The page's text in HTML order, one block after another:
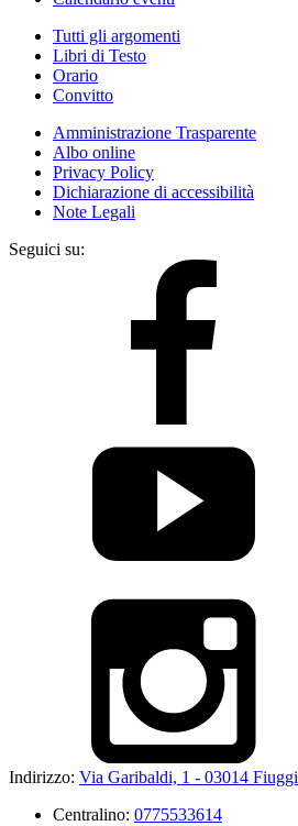
Tutti gli argomenti
Libri di Testo
Orario
Convitto
Amministrazione Trasparente
Albo online
Privacy Policy
Dichiarazione di accessibilità
Note Legali
Seguici su:
Indirizzo: Via Garibaldi, 1 - 03014 Fiuggi
Centralino: 0775533614